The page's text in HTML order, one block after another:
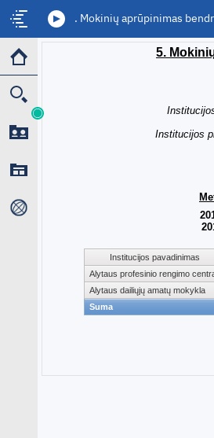
5. Mokinių aprūpinimas